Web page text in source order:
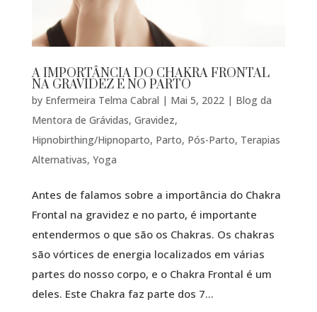
A IMPORTÂNCIA DO CHAKRA FRONTAL
NA GRAVIDEZ E NO PARTO
by Enfermeira Telma Cabral | Mai 5, 2022| Blog da
Mentora de Grávidas, Gravidez,
Hipnobirthing/Hipnoparto, Parto, Pós-Parto, Terapias
Alternativas, Yoga
Antes de falamos sobre a importância do Chakra
Frontal na gravidez e no parto, é importante
entendermos o que são os Chakras. Os chakras
são vórtices de energia localizados em várias
partes do nosso corpo, e o Chakra Frontal é um
deles. Este Chakra faz parte dos 7...